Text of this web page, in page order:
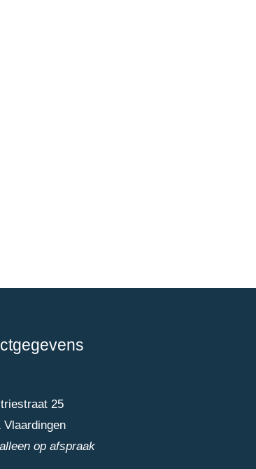
25
Vlaardingen
op afspraak